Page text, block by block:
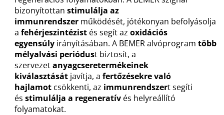
bizonyítottan stimulálja az
immunrendszerműködését, jótékonyan befolyásolja
a fehérjeszintézistés segít az oxidációs
egyensúlyirányításában. A BEMER alvóprogram több
mélyalvási periódust biztosít, a
szervezetanyagcseretermékeinek
kiválasztásátjavítja, a fertőzésekre való
hajlamotcsökkenti, az immunrendszert segíti
és stimulálja a regeneratívés helyreállító
folyamatokat.